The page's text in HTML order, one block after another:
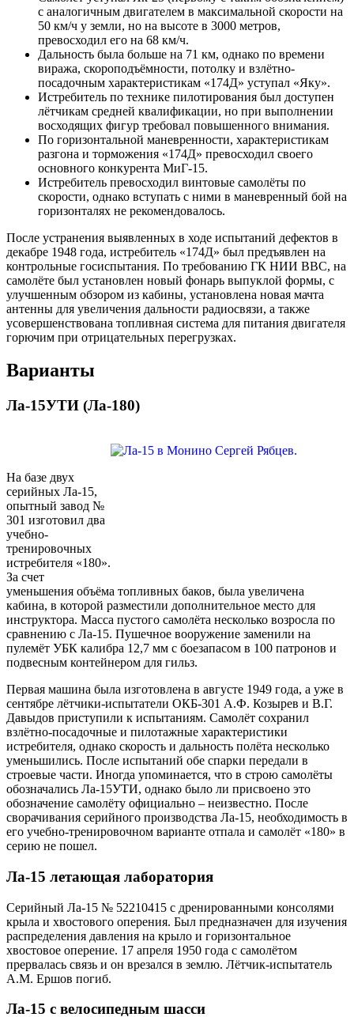
с аналогичным двигателем в максимальной скорости на
50 км/ч у земли, но на высоте в 3000 метров,
превосходил его на 68 км/ч.
Дальность была больше на 71 км, однако по времени
виража, скороподъёмности, потолку и взлётно-
посадочным характеристикам «174Д» уступал «Яку».
Истребитель по технике пилотирования был доступен
лётчикам средней квалификации, но при выполнении
восходящих фигур требовал повышенного внимания.
По горизонтальной маневренности, характеристикам
разгона и торможения «174Д» превосходил своего
основного конкурента МиГ-15.
Истребитель превосходил винтовые самолёты по
скорости, однако вступать с ними в маневренный бой на
горизонталях не рекомендовалось.
После устранения выявленных в ходе испытаний дефектов в
декабре 1948 года, истребитель «174Д» был предъявлен на
контрольные госиспытания. По требованию ГК НИИ ВВС, на
самолёте был установлен новый фонарь выпуклой формы, с
улучшенным обзором из кабины, установлена новая мачта
антенны для увеличения дальности радиосвязи, а также
усовершенствована топливная система для питания двигателя
горючим при отрицательных перегрузках.
Варианты
Ла-15УТИ (Ла-180)
На базе двух
серийных Ла-15,
опытный завод №
301 изготовил два
учебно-
тренировочных
истребителя «180».
За счет
уменьшения объёма топливных баков, была увеличена
кабина, в которой разместили дополнительное место для
инструктора. Масса пустого самолёта несколько возросла по
сравнению с Ла-15. Пушечное вооружение заменили на
пулемёт УБК калибра 12,7 мм с боезапасом в 100 патронов и
подвесным контейнером для гильз.
Первая машина была изготовлена в августе 1949 года, а уже в
сентябре лётчики-испытатели ОКБ-301 А.Ф. Козырев и В.Г.
Давыдов приступили к испытаниям. Самолёт сохранил
взлётно-посадочные и пилотажные характеристики
истребителя, однако скорость и дальность полёта несколько
уменьшились. После испытаний обе спарки передали в
строевые части. Иногда упоминается, что в строю самолёты
обозначались Ла-15УТИ, однако было ли присвоено это
обозначение самолёту официально – неизвестно. После
сворачивания серийного производства Ла-15, необходимость в
его учебно-тренировочном варианте отпала и самолёт «180» в
серию не пошел.
Ла-15 летающая лаборатория
Серийный Ла-15 № 52210415 с дренированными консолями
крыла и хвостового оперения. Был предназначен для изучения
распределения давления на крыло и горизонтальное
хвостовое оперение. 17 апреля 1950 года с самолётом
прервалась связь и он врезался в землю. Лётчик-испытатель
А.М. Ершов погиб.
Ла-15 с велосипедным шасси